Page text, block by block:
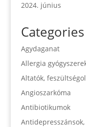
2024. június
Categories
Agydaganat
Allergia
Altatók,
Angioszarkóma
Antibiotikumok